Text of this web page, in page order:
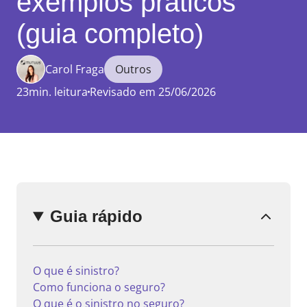
(guia completo)
Carol Fraga
Outros
23min. leitura Revisado em 25/06/2026
Guia rápido
O que é sinistro?
Como funciona o seguro?
O que é o sinistro no seguro?